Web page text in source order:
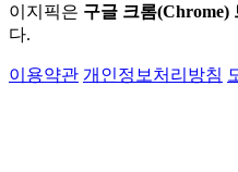
이지픽은 구글 크롬(Chrome)
다.
이용약관 개인정보처리방침